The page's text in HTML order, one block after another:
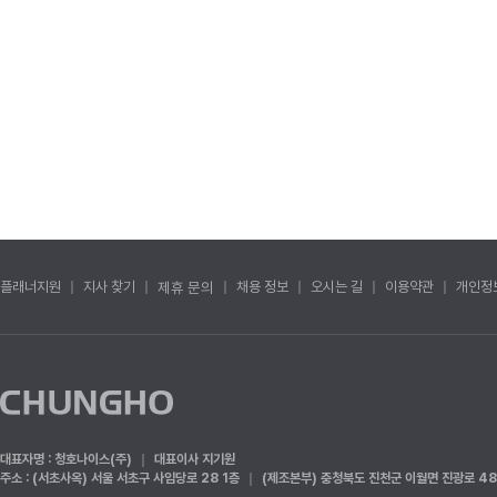
플래너지원 지사 찾기 제휴 문의 채용 정보 오시는 길 이용약관 개인정
대표자명 : 청호나이스(주)
대표이사 지기원
주소 : (서초사옥) 서울 서초구 사임당로 28 1층
(제조본부) 충청북도 진천군 이월면 진광로